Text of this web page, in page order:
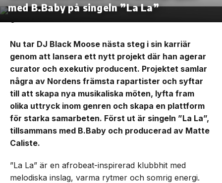
med B.Baby på singeln ”La La”
Nu tar DJ Black Moose nästa steg i sin karriär
genom att lansera ett nytt projekt där han agerar
curator och exekutiv producent. Projektet samlar
några av Nordens främsta rapartister och syftar
till att skapa nya musikaliska möten, lyfta fram
olika uttryck inom genren och skapa en plattform
för starka samarbeten. Först ut är singeln ”La La”,
tillsammans med B.Baby och producerad av Matte
Caliste.
”La La” är en afrobeat-inspirerad klubbhit med
melodiska inslag, varma rytmer och somrig energi.